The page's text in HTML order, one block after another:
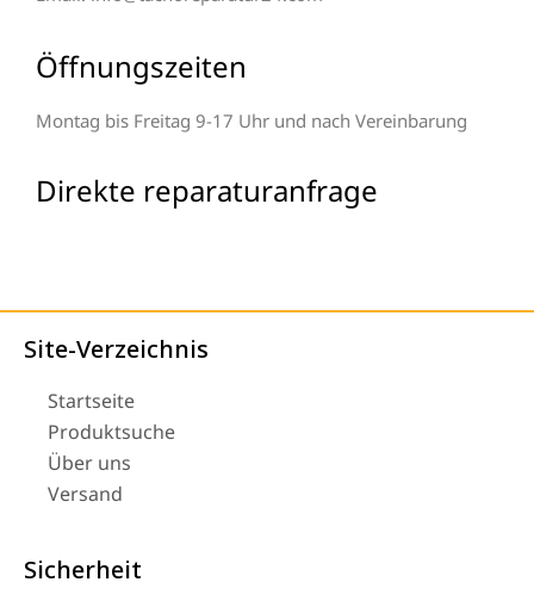
Öffnungszeiten
Montag bis Freitag 9-17 Uhr und nach Vereinbarung
Direkte reparaturanfrage
Site-Verzeichnis
Startseite
Produktsuche
Über uns
Versand
Sicherheit